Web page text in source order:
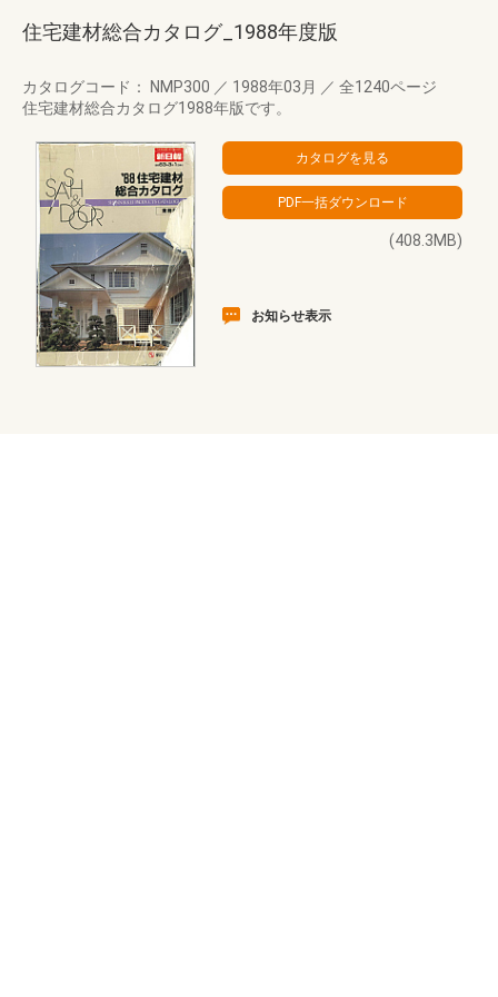
住宅建材総合カタログ_1988年度版
カタログコード： NMP300 ／ 1988年03月 ／ 全1240ページ
住宅建材総合カタログ1988年版です。
(408.3MB)
お知らせ表示